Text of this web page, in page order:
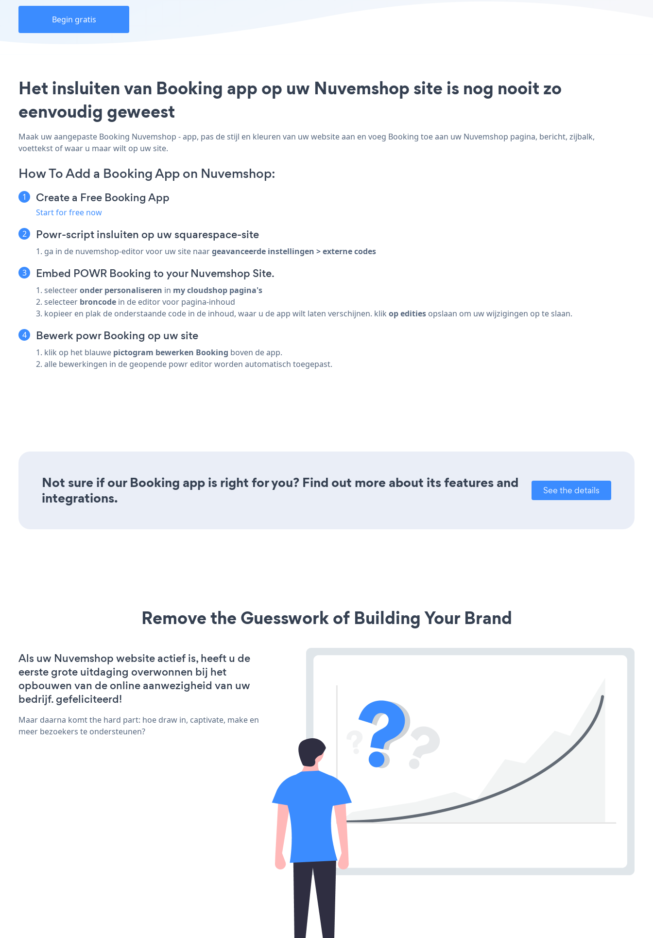
Begin gratis
Het insluiten van Booking app op uw Nuvemshop site is nog nooit zo
eenvoudig geweest
Maak uw aangepaste Booking Nuvemshop - app, pas de stijl en kleuren van uw website aan en voeg Booking toe aan uw Nuvemshop pagina, bericht, zijbalk,
voettekst of waar u maar wilt op uw site.
How To Add a Booking App on Nuvemshop:
Create a Free Booking App
Start for free now
Powr-script insluiten op uw squarespace-site
1. ga in de nuvemshop-editor voor uw site naargeavanceerde instellingen > externe codes
Embed POWR Booking to your Nuvemshop Site.
1. selecteeronder personaliseren in my cloudshop pagina's
2. selecteer broncode in de editor voor pagina-inhoud
3. kopieer en plak de onderstaande code in de inhoud, waar u de app wilt laten verschijnen. klik op edities opslaan om uw wijzigingen op te slaan.
Bewerk powr Booking op uw site
1. klik op het blauwe pictogram bewerken Booking boven de app.
2. alle bewerkingen in de geopende powr editor worden automatisch toegepast.
Not sure if our Booking app is right for you? Find out more about its features and
integrations.
See the details
Remove the Guesswork of Building Your Brand
Als uw Nuvemshop website actief is, heeft u de
eerste grote uitdaging overwonnen bij het
opbouwen van de online aanwezigheid van uw
bedrijf. gefeliciteerd!
Maar daarna komt the hard part: hoe draw in, captivate, make en
meer bezoekers te ondersteunen?